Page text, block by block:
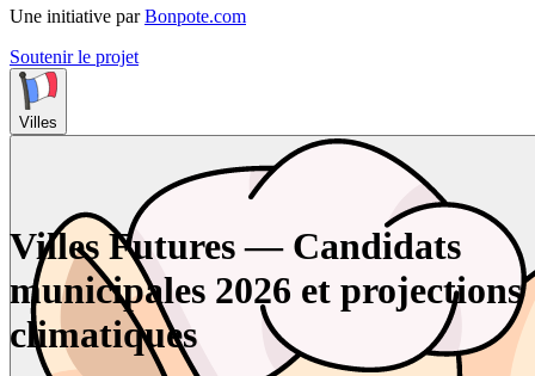
Une initiative par Bonpote.com
Soutenir le projet
Villes
Villes Futures — Candidats
municipales 2026 et projections
climatiques